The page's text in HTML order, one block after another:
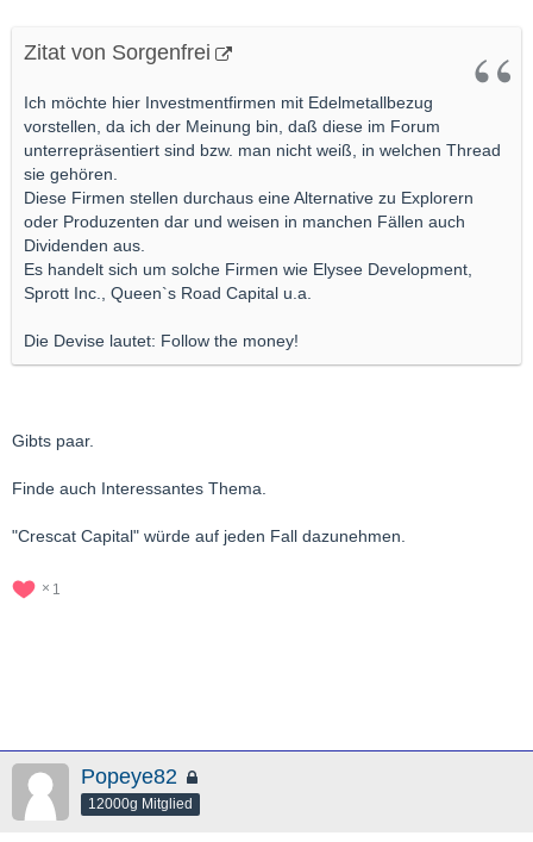
Zitat von Sorgenfrei
Ich möchte hier Investmentfirmen mit Edelmetallbezug
vorstellen, da ich der Meinung bin, daß diese im Forum
unterrepräsentiert sind bzw. man nicht weiß, in welchen Thread
sie gehören.
Diese Firmen stellen durchaus eine Alternative zu Explorern
oder Produzenten dar und weisen in manchen Fällen auch
Dividenden aus.
Es handelt sich um solche Firmen wie Elysee Development,
Sprott Inc., Queen`s Road Capital u.a.
Die Devise lautet: Follow the money!
Gibts paar.
Finde auch Interessantes Thema.
"Crescat Capital" würde auf jeden Fall dazunehmen.
1
Popeye82
12000g Mitglied